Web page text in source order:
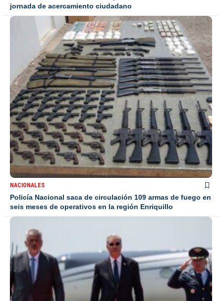
jornada de acercamiento ciudadano
NACIONALES
Policía Nacional saca de circulación 109 armas de fuego en
seis meses de operativos en la región Enriquillo